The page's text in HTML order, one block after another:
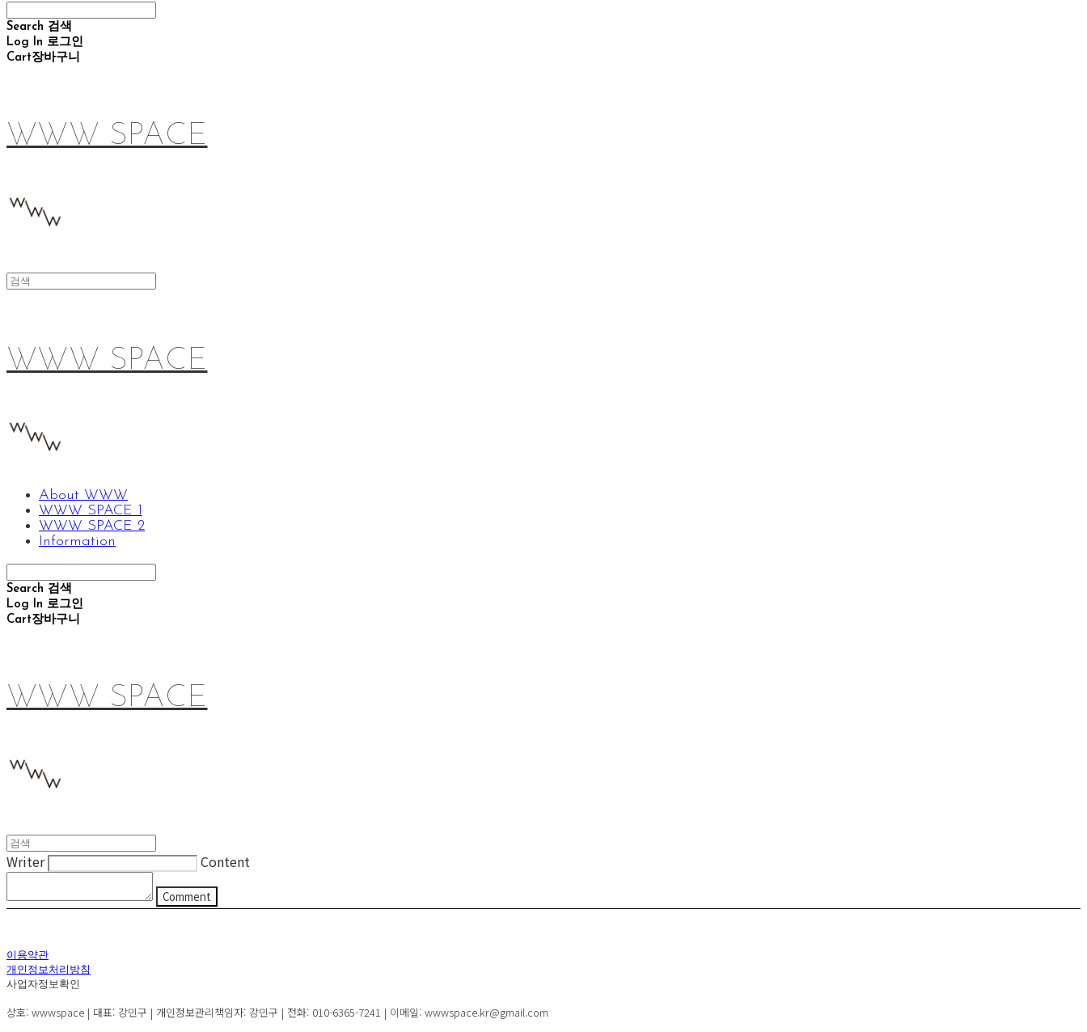
Search 검색
Log In 로그인
Cart장바구니
WWW SPACE
WWW SPACE
About WWW
WWW SPACE 1
WWW SPACE 2
Information
Search 검색
Log In 로그인
Cart장바구니
WWW SPACE
Writer Content
Comment
이용약관
개인정보처리방침
사업자정보확인
상호: wwwspace | 대표: 강민구 | 개인정보관리책임자: 강민구 | 전화: 010-6365-7241 | 이메일: wwwspace.kr@gmail.com